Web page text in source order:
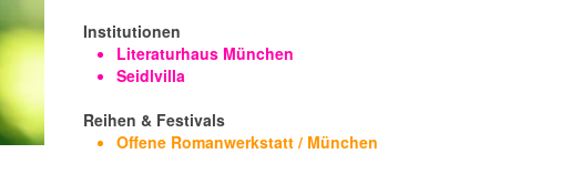
Institutionen
Literaturhaus München
Seidlvilla
Reihen & Festivals
Offene Romanwerkstatt / München